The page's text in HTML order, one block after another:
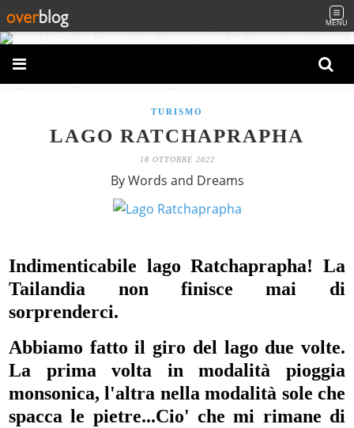
MENU
TURISMO
LAGO RATCHAPRAPHA
18 OTTOBRE 2022
By Words and Dreams
Indimenticabile lago Ratchaprapha! La
Tailandia non finisce mai di
sorprenderci.
Abbiamo fatto il giro del lago due volte.
La prima volta in modalità pioggia
monsonica, l'altra nella modalità sole che
spacca le pietre...Cio' che mi rimane di